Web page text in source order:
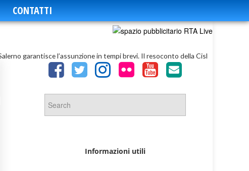
CONTATTI
garantisce l’assunzione in tempi brevi. Il resoconto della Cisl
Informazioni utili